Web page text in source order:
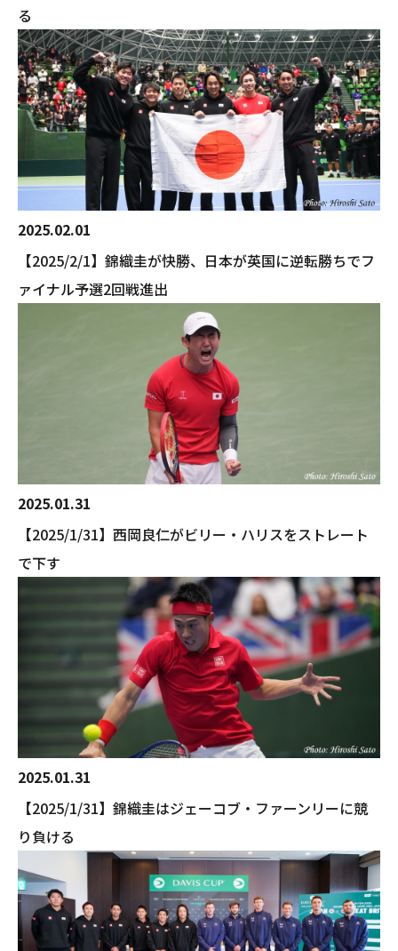
る
2025.02.01
【2025/2/1】錦織圭が快勝、日本が英国に逆転勝ちでフ
ァイナル予選2回戦進出
2025.01.31
【2025/1/31】西岡良仁がビリー・ハリスをストレート
で下す
2025.01.31
【2025/1/31】錦織圭はジェーコブ・ファーンリーに競
り負ける